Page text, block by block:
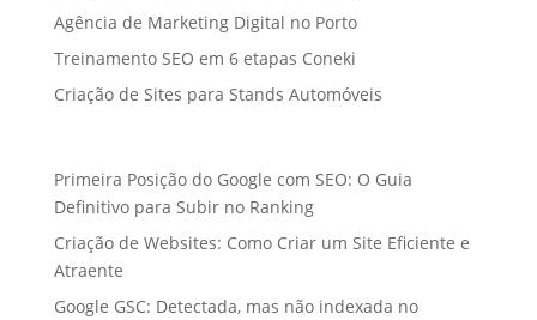
Agência de Marketing Digital no Porto
Treinamento SEO em 6 etapas Coneki
Criação de Sites para Stands Automóveis
Primeira Posição do Google com SEO: O Guia
Definitivo para Subir no Ranking
Criação de Websites: Como Criar um Site Eficiente e
Atraente
Google GSC: Detectada, mas não indexada no